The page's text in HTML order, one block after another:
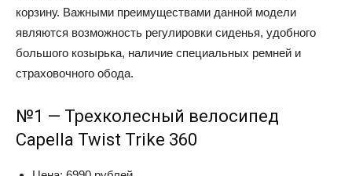
корзину. Важными преимуществами данной модели
являются возможность регулировки сиденья, удобного
большого козырька, наличие специальных ремней и
страховочного обода.
№1 — Трехколесный велосипед
Capella Twist Trike 360